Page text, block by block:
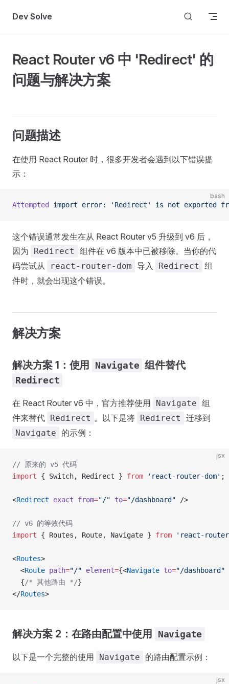
Skip to content
Dev Solve
React Router v6 中 'Redirect' 的
问题与解决方案
问题描述
在使用 React Router 时，很多开发者会遇到以下错误提
示：
bash
Attempted import error: 'Redirect' is not exported
这个错误通常发生在从 React Router v5 升级到 v6 后，
因为
Redirect
组件在 v6 版本中已被移除。当你的代
码尝试从
react-router-dom 导入 Redirect
组
件时，就会出现这个错误。
解决方案
解决方案 1：使用 Navigate 组件替代
Redirect
在 React Router v6 中，官方推荐使用 Navigate 组
件来替代 Redirect 。以下是将 Redirect 迁移到
Navigate 的示例：
jsx
// 原来的 v5 代码
import { Switch, Redirect } from 'react-router-dom' ;
<Redirect exact from="/" to="/dashboard" />
// v6 的等效代码
import { Routes, Route, Navigate } from 'react-
<Routes>
  <
Route path="/" element={<Navigate to="/dashboard"
  {
/* 其他路由 */}
</Routes>
解决方案 2：在路由配置中使用 Navigate
以下是一个完整的使用 Navigate 的路由配置示例：
jsx